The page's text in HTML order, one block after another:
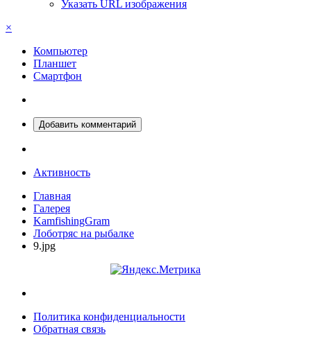
Указать URL изображения
×
Компьютер
Планшет
Смартфон
Добавить комментарий
Активность
Главная
Галерея
KamfishingGram
Лоботряс на рыбалке
9.jpg
Политика конфиденциальности
Обратная связь